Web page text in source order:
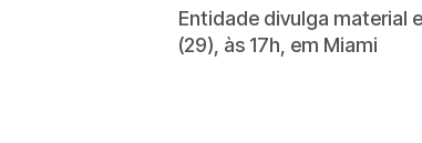
Entidade divulga material
(29), às 17h, em Miami